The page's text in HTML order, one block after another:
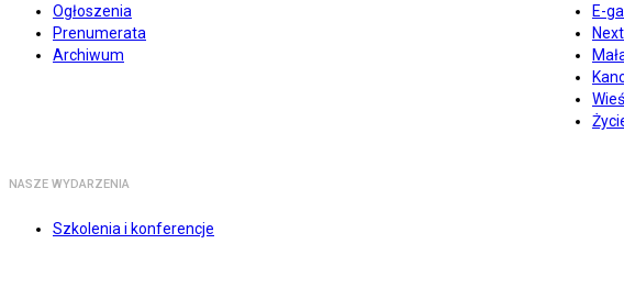
Ogłoszenia
Prenumerata
Archiwum
E-
NASZE WYDARZENIA
Szkolenia i konferencje